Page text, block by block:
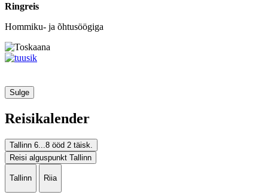
Ringreis
Hommiku- ja õhtusöögiga
Sulge
Reisikalender
Tallinn 6...8 ööd 2 täisk.
Reisi alguspunkt Tallinn
Tallinn Riia